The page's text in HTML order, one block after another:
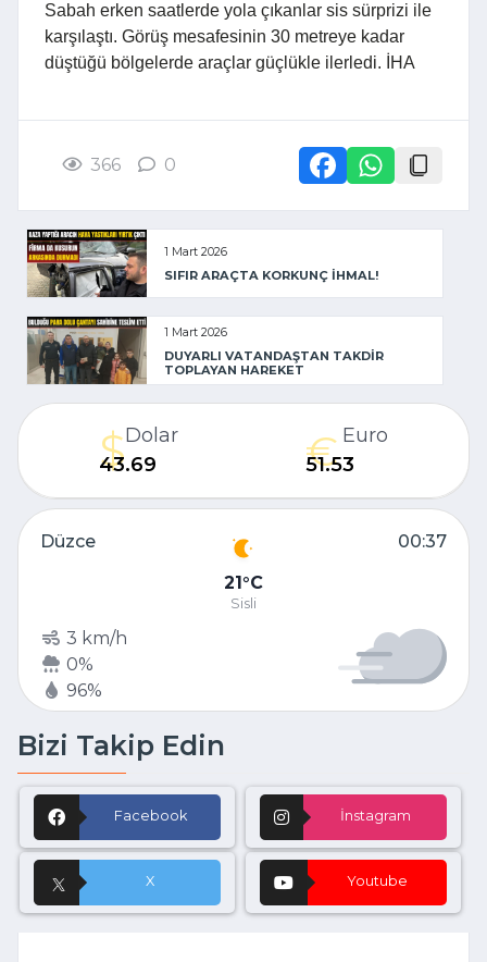
Sabah erken saatlerde yola çıkanlar sis sürprizi ile
karşılaştı. Görüş mesafesinin 30 metreye kadar
düştüğü bölgelerde araçlar güçlükle ilerledi. İHA
366 0
1 Mart 2026
SIFIR ARAÇTA KORKUNÇ İHMAL!
1 Mart 2026
DUYARLI VATANDAŞTAN TAKDİR
TOPLAYAN HAREKET
Dolar
43.69
Euro
51.53
Düzce
00:37
21
C
Sisli
3 km/h
0%
96%
Bizi Takip Edin
Facebook İnstagram
X Youtube